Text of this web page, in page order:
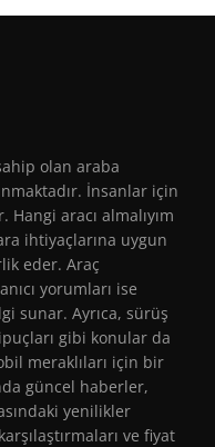
olan araba
İnsanlar için
aracı almalıyım
ihtiyaçlarına uygun
eder. Araç
yorumları ise
sunar. Ayrıca, sürüş
gibi konular da
meraklıları için bir
güncel haberler,
yenilikler
ve fiyat